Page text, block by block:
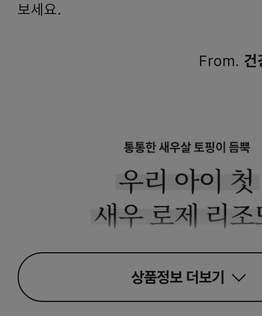
보세요.
From. 건
상품정보 더보기